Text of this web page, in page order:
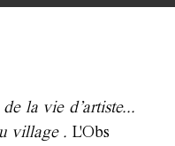
la vie d’artiste...
village . L'Obs